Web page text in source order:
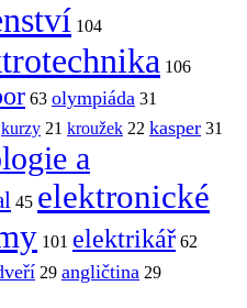
104
106
63 olympiáda 31
kurzy 21 kroužek 22 kasper 31
a
45 elektronické
101 elektrikář 62
29 angličtina 29